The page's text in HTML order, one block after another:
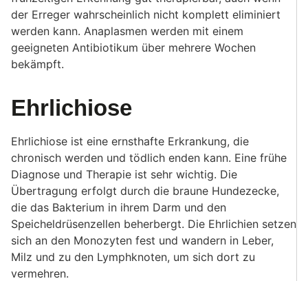
der Erreger wahrscheinlich nicht komplett eliminiert
werden kann. Anaplasmen werden mit einem
geeigneten Antibiotikum über mehrere Wochen
bekämpft.
Ehrlichiose
Ehrlichiose ist eine ernsthafte Erkrankung, die
chronisch werden und tödlich enden kann. Eine frühe
Diagnose und Therapie ist sehr wichtig. Die
Übertragung erfolgt durch die braune Hundezecke,
die das Bakterium in ihrem Darm und den
Speicheldrüsenzellen beherbergt. Die Ehrlichien setzen
sich an den Monozyten fest und wandern in Leber,
Milz und zu den Lymphknoten, um sich dort zu
vermehren.